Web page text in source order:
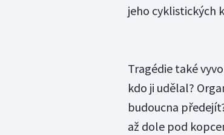
jeho cyklistických
Tragédie také
kdo ji udělal?
budoucna
až dole pod